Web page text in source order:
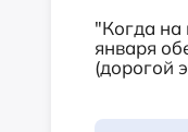
"Когда на
января
(дорогой